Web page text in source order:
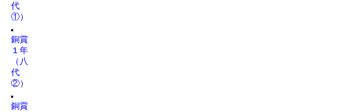
代
①）
銅賞
１年
（八
代
②）
銅賞